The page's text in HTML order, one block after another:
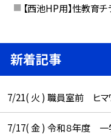
【西池HP用】性教育チ
新着記事
7/21( 火 ) 職員室前 ヒマ
7/17( 金 ) 令和８年度 一